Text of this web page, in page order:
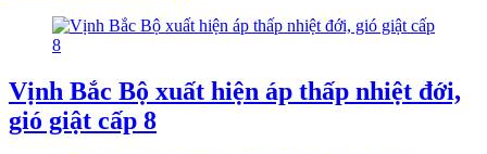
Vịnh Bắc Bộ xuất hiện áp thấp nhiệt đới,
gió giật cấp 8